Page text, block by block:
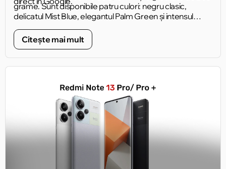
grame. Sunt disponibile patru culori: negru clasic,
delicatul Mist Blue, elegantul Palm Green și intensul
reprezintă un detaliu discret, dar ușor recognoscibil al
panoului posterior.
Citește mai mult